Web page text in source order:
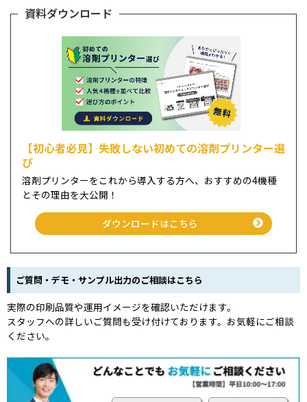
資料ダウンロード
【初心者必見】失敗しない初めての溶剤プリンター選
び
溶剤プリンターをこれから導入する方へ、おすすめの4機種
とその理由を大公開！
ダウンロードはこちら
ご質問・デモ・サンプル出力のご相談はこちら
実際の印刷品質や運用イメージを確認いただけます。
スタッフへの詳しいご質問も受け付けております。お気軽にご相談
ください。